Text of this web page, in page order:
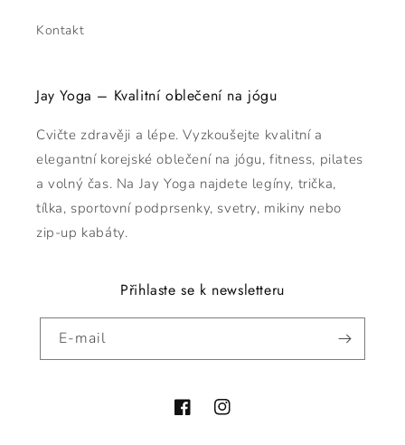
Kontakt
Jay Yoga – Kvalitní oblečení na jógu
Cvičte zdravěji a lépe. Vyzkoušejte kvalitní a
elegantní korejské oblečení na jógu, fitness, pilates
a volný čas. Na Jay Yoga najdete legíny, trička,
tílka, sportovní podprsenky, svetry, mikiny nebo
zip-up kabáty.
Přihlaste se k newsletteru
E-mail
FacebookInstagram